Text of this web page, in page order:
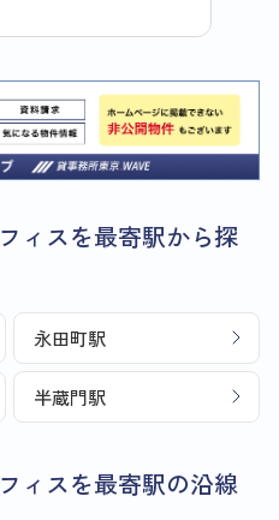
ィスを最寄駅から探
永田町駅
半蔵門駅
ィスを最寄駅の沿線